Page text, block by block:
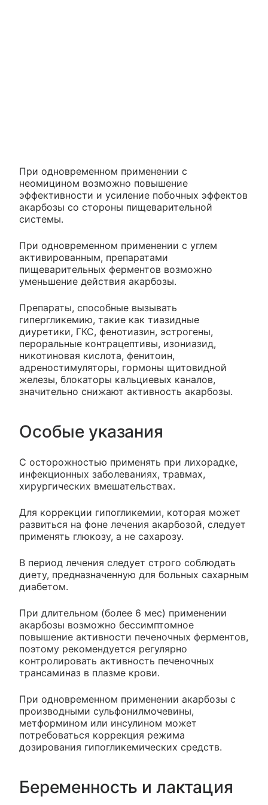
При одновременном применении с
неомицином возможно повышение
эффективности и усиление побочных эффектов
акарбозы со стороны пищеварительной
системы.
При одновременном применении с углем
активированным, препаратами
пищеварительных ферментов возможно
уменьшение действия акарбозы.
Препараты, способные вызывать
гипергликемию, такие как тиазидные
диуретики, ГКС, фенотиазин, эстрогены,
пероральные контрацептивы, изониазид,
никотиновая кислота, фенитоин,
адреностимуляторы, гормоны щитовидной
железы, блокаторы кальциевых каналов,
значительно снижают активность акарбозы.
Особые указания
С осторожностью применять при лихорадке,
инфекционных заболеваниях, травмах,
хирургических вмешательствах.
Для коррекции гипогликемии, которая может
развиться на фоне лечения акарбозой, следует
применять глюкозу, а не сахарозу.
В период лечения следует строго соблюдать
диету, предназначенную для больных сахарным
диабетом.
При длительном (более 6 мес) применении
акарбозы возможно бессимптомное
повышение активности печеночных ферментов,
поэтому рекомендуется регулярно
контролировать активность печеночных
трансаминаз в плазме крови.
При одновременном применении акарбозы с
производными сульфонилмочевины,
метформином или инсулином может
потребоваться коррекция режима
дозирования гипогликемических средств.
Беременность и лактация